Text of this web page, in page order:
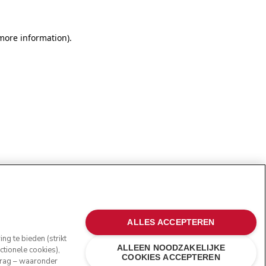
information).
te bieden (strikt
cookies),
– waaronder
ALLEEN NOODZAKELIJKE
COOKIES ACCEPTEREN
ALLES ACCEPTEREN